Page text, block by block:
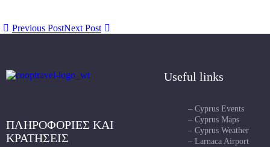
Previous PostNext Post
ΠΛΗΡΟΦΟΡΙΕΣ ΚΑΙ
ΚΡΑΤΗΣΕΙΣ
Useful links
– Cyprus Events
– Cyprus Maps
– Cyprus Weather
– Larnaca Airport